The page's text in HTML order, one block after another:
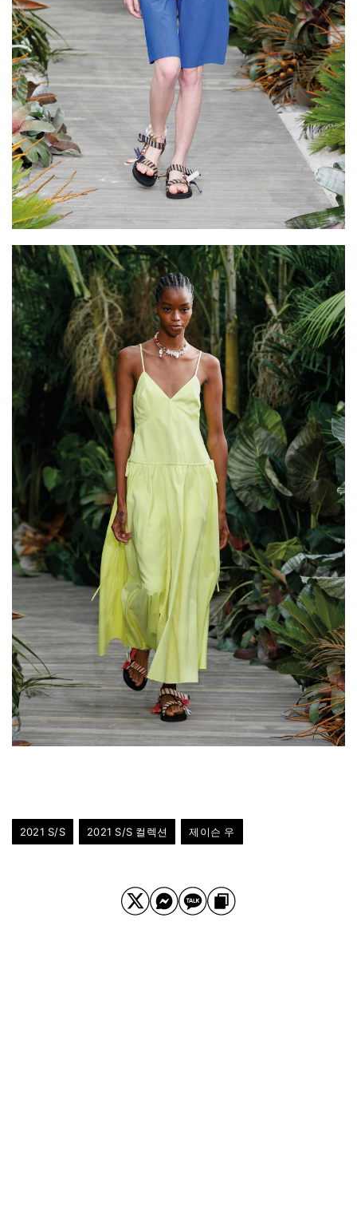
2021 S/S 2021 S/S 컬렉션 제이슨 우